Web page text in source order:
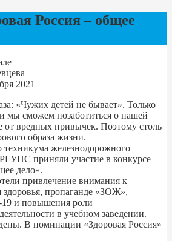
Россия – общее
2021
«Чужих детей не бывает». Только
мы сможем позаботиться о нашей
от вредных привычек. Поэтому столь
образа жизни.
техникума железнодорожного
приняли участие в конкурсе
дело».
привлечение внимания к
здоровья, пропаганде «ЗОЖ»,
и повышения роли
в учебном заведении.
В номинации «Здоровая Россия»